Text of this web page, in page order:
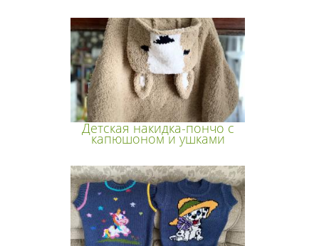
Детская накидка-пончо с
капюшоном и ушками